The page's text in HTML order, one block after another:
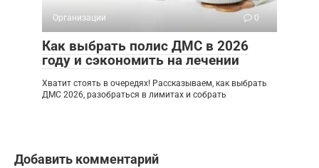
Организации 0
Как выбрать полис ДМС в 2026
году и сэкономить на лечении
Хватит стоять в очередях! Рассказываем, как выбрать
ДМС 2026, разобраться в лимитах и собрать
Добавить комментарий